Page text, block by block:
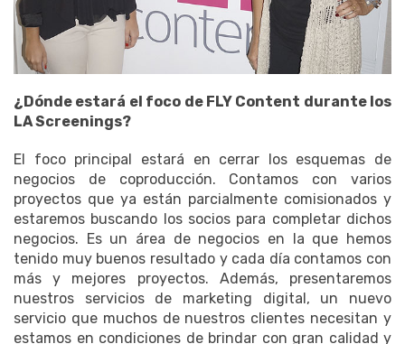
¿Dónde estará el foco de FLY Content durante los
LA Screenings?
El foco principal estará en cerrar los esquemas de
negocios de coproducción. Contamos con varios
proyectos que ya están parcialmente comisionados y
estaremos buscando los socios para completar dichos
negocios. Es un área de negocios en la que hemos
tenido muy buenos resultado y cada día contamos con
más y mejores proyectos. Además, presentaremos
nuestros servicios de marketing digital, un nuevo
servicio que muchos de nuestros clientes necesitan y
estamos en condiciones de brindar con gran calidad y